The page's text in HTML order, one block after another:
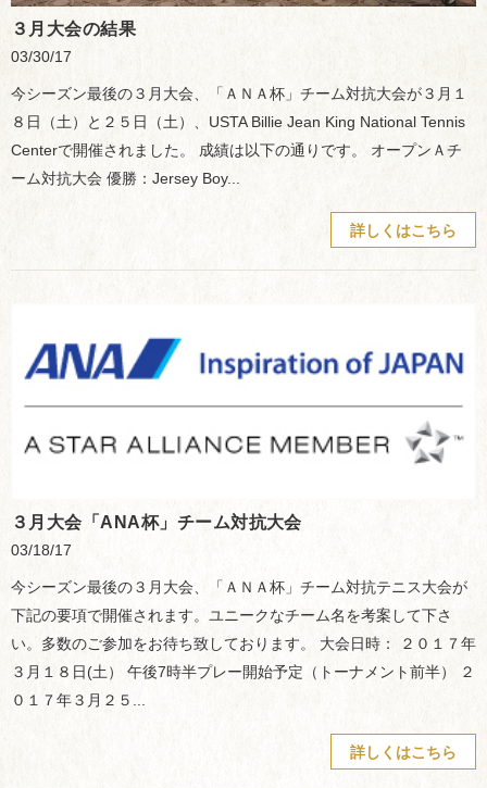
３月大会の結果
03/30/17
今シーズン最後の３月大会、「ＡＮＡ杯」チーム対抗大会が３月１
８日（土）と２５日（土）、USTA Billie Jean King National Tennis
Centerで開催されました。 成績は以下の通りです。 オープンＡチ
ーム対抗大会 優勝：Jersey Boy...
詳しくはこちら
３月大会「ANA杯」チーム対抗大会
03/18/17
今シーズン最後の３月大会、「ＡＮＡ杯」チーム対抗テニス大会が
下記の要項で開催されます。ユニークなチーム名を考案して下さ
い。多数のご参加をお待ち致しております。 大会日時： ２０１７年
３月１８日(土） 午後7時半プレー開始予定（トーナメント前半） ２
０１７年３月２５...
詳しくはこちら